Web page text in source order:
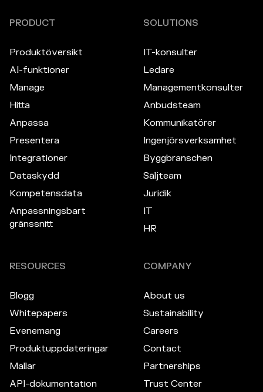
PRODUCT
Produktöversikt
AI-funktioner
Manage
Hitta
Anpassa
Presentera
Integrationer
Dataskydd
Kompetensdata
Anpassningsbart
gränssnitt
SOLUTIONS
IT-konsulter
Ledare
Managementkonsulter
Anbudsteam
Kommunikatörer
Ingenjörsverksamhet
Byggbranschen
Säljteam
Juridik
IT
HR
RESOURCES
Blogg
Whitepapers
Evenemang
Produktuppdateringar
Mallar
API-dokumentation
COMPANY
About us
Sustainability
Careers
Contact
Partnerships
Trust Center